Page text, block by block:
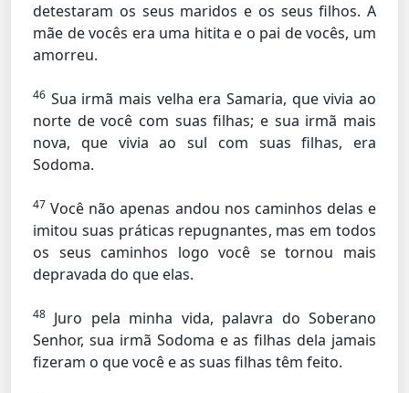
detestaram os seus maridos e os seus filhos. A
mãe de vocês era uma hitita e o pai de vocês, um
amorreu.
46 Sua irmã mais velha era Samaria, que vivia ao
norte de você com suas filhas; e sua irmã mais
nova, que vivia ao sul com suas filhas, era
Sodoma.
47 Você não apenas andou nos caminhos delas e
imitou suas práticas repugnantes, mas em todos
os seus caminhos logo você se tornou mais
depravada do que elas.
48 Juro pela minha vida, palavra do Soberano
Senhor, sua irmã Sodoma e as filhas dela jamais
fizeram o que você e as suas filhas têm feito.